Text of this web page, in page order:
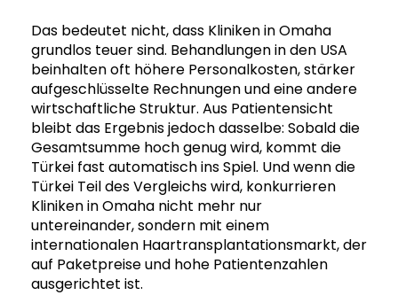
Das bedeutet nicht, dass Kliniken in Omaha
grundlos teuer sind. Behandlungen in den USA
beinhalten oft höhere Personalkosten, stärker
aufgeschlüsselte Rechnungen und eine andere
wirtschaftliche Struktur. Aus Patientensicht
bleibt das Ergebnis jedoch dasselbe: Sobald die
Gesamtsumme hoch genug wird, kommt die
Türkei fast automatisch ins Spiel. Und wenn die
Türkei Teil des Vergleichs wird, konkurrieren
Kliniken in Omaha nicht mehr nur
untereinander, sondern mit einem
internationalen Haartransplantationsmarkt, der
auf Paketpreise und hohe Patientenzahlen
ausgerichtet ist.